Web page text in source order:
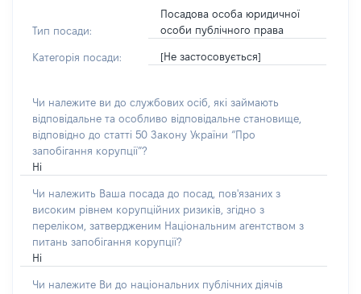
Тип посади:
Посадова особа юридичної
особи публічного права
Категорія посади: [Не застосовується]
Чи належите ви до службових осіб, які займають
відповідальне та особливо відповідальне становище,
відповідно до статті 50 Закону України “Про
запобігання корупції”?
Ні
Чи належить Ваша посада до посад, пов'язаних з
високим рівнем корупційних ризиків, згідно з
переліком, затвердженим Національним агентством з
питань запобігання корупції?
Ні
Чи належите Ви до національних публічних діячів